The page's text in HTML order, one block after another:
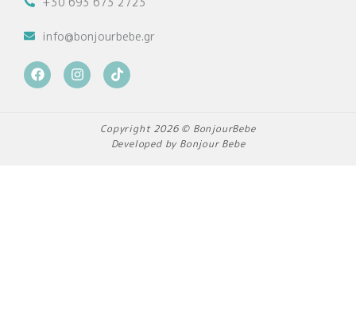
info@bonjourbebe.gr
F
a
c
I
n
s
T
i
k
k
Copyright 2026 © BonjourBebe
Developed by Bonjour Bebe